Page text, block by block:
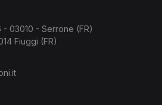
- 03010 - Serrone (FR)
Fiuggi (FR)